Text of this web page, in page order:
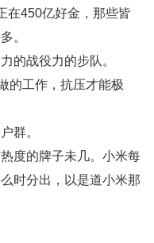
在450亿好金，那些皆
。
的战役力的步队。
的工作，抗压才能极
群。
度的牌子未几。小米每
时分出，以是道小米那